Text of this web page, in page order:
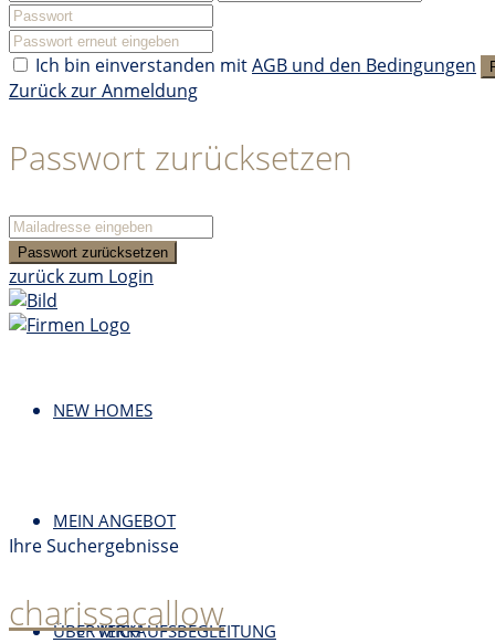
Ich bin einverstanden mitAGB und den Bedingungen
Zurück zur Anmeldung
Passwort zurücksetzen
Passwort zurücksetzen
zurück zum Login
NEW HOMES
MEIN ANGEBOT
VERKAUFSBEGLEITUNG
ÜBER MICH
Ihre Suchergebnisse
charissacallow